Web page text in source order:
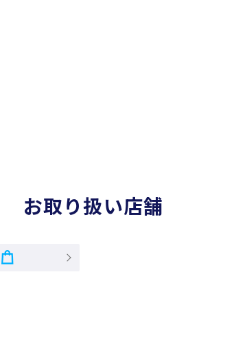
お取り扱い店舗